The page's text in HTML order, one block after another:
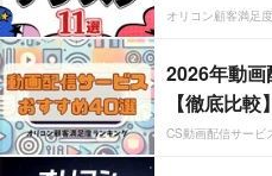
オリコン顧客満足
2026年動
【徹底比較】
CS動画配信サービ